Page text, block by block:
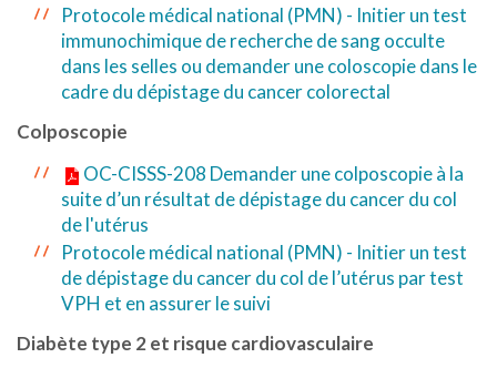
Protocole médical national (PMN) - Initier un test
immunochimique de recherche de sang occulte
dans les selles ou demander une coloscopie dans le
cadre du dépistage du cancer colorectal
Colposcopie
OC-CISSS-208 Demander une colposcopie à la
suite d’un résultat de dépistage du cancer du col
de l'utérus
Protocole médical national (PMN) - Initier un test
de dépistage du cancer du col de l’utérus par test
VPH et en assurer le suivi
Diabète type 2 et risque cardiovasculaire